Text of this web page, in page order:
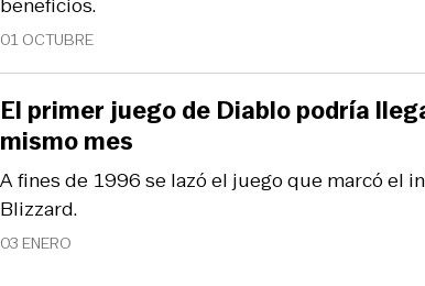
01 OCTUBRE
03 ENERO
A fines de 1996 se lazó el juego que marcó el
Blizzard.
El primer juego de Diablo podría
mismo mes